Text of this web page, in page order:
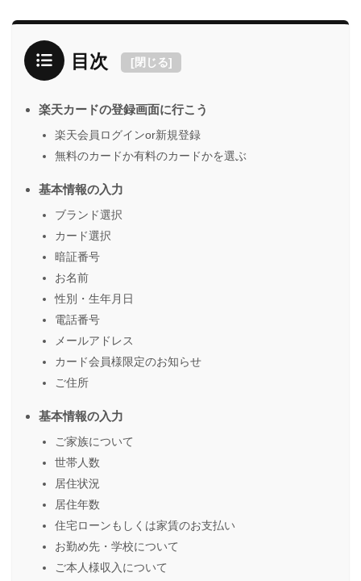
目次 [閉じる]
楽天カードの登録画面に行こう
楽天会員ログインor新規登録
無料のカードか有料のカードかを選ぶ
基本情報の入力
ブランド選択
カード選択
暗証番号
お名前
性別・生年月日
電話番号
メールアドレス
カード会員様限定のお知らせ
ご住所
基本情報の入力
ご家族について
世帯人数
居住状況
居住年数
住宅ローンもしくは家賃のお支払い
お勤め先・学校について
ご本人様収入について